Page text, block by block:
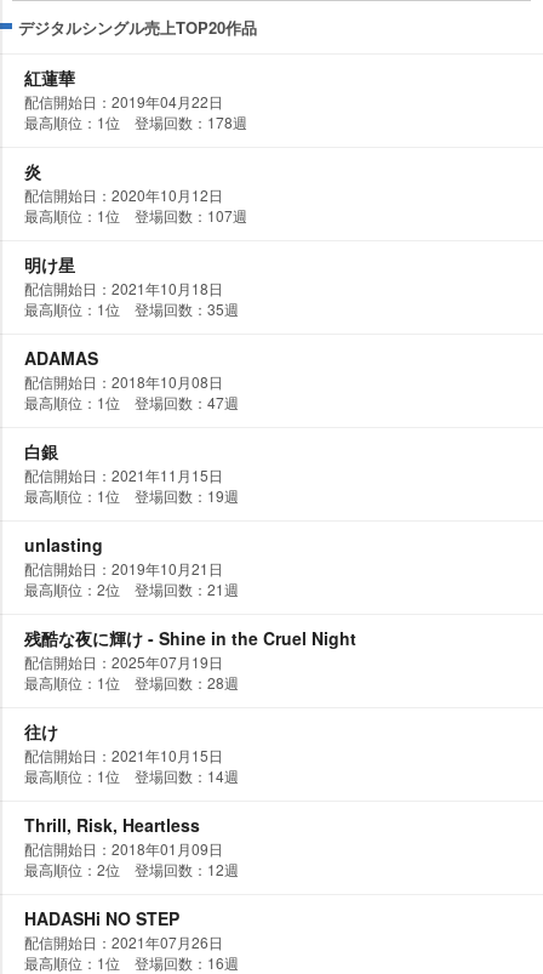
デジタルシングル売上TOP20作品
紅蓮華
配信開始日：2019年04月22日
最高順位：1位 登場回数：178週
炎
配信開始日：2020年10月12日
最高順位：1位 登場回数：107週
明け星
配信開始日：2021年10月18日
最高順位：1位 登場回数：35週
ADAMAS
配信開始日：2018年10月08日
最高順位：1位 登場回数：47週
白銀
配信開始日：2021年11月15日
最高順位：1位 登場回数：19週
unlasting
配信開始日：2019年10月21日
最高順位：2位 登場回数：21週
残酷な夜に輝け - Shine in the Cruel Night
配信開始日：2025年07月19日
最高順位：1位 登場回数：28週
往け
配信開始日：2021年10月15日
最高順位：1位 登場回数：14週
Thrill, Risk, Heartless
配信開始日：2018年01月09日
最高順位：2位 登場回数：12週
HADASHi NO STEP
配信開始日：2021年07月26日
最高順位：1位 登場回数：16週